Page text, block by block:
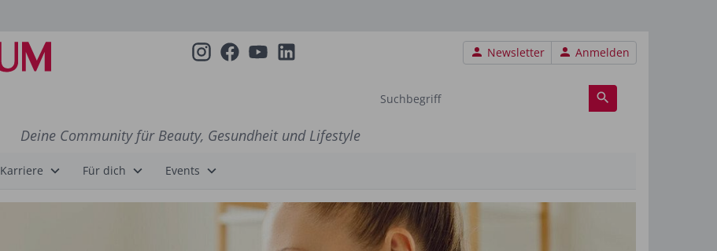
Benutzermenü
Newsletter Anmelden
Deine Community für Beauty, Gesundheit und Lifestyle
Karriere Für dich Events